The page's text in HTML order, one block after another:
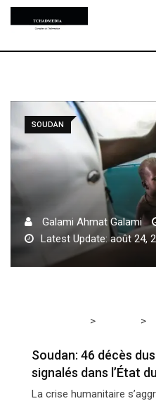
Skip
SOUDAN
Galami Ahmat Galami
Latest Update: août 24,
> >
Soudan: 46 décès
signalés dans l’État
La crise humanitaire